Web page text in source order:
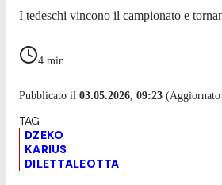
I tedeschi vincono il campionato e
4 min
Pubblicato il 03.05.2026, 09:23
DZEKO
KARIUS
DILETTALEOTTA